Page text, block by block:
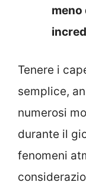
meno
Tenere i
semplice,
numerosi
durante il
fenomeni